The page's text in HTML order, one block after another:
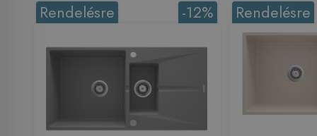
-12%
Rendelésre Rendelésre